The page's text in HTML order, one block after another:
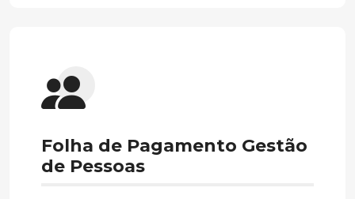
Folha de Pagamento Gestão
de Pessoas